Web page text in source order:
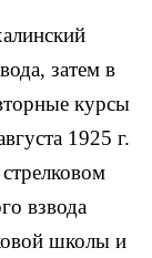
затем в
курсы
1925 г.
взвода
школы и